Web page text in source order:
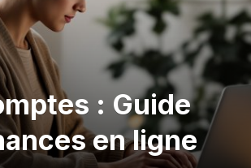
: Guide
en ligne